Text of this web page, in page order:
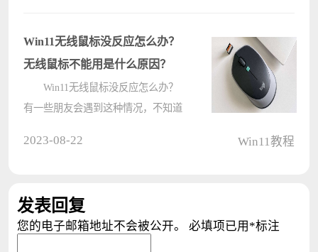
用，针对这个问题，今天的win11教
程就来????
Win11无线鼠标没反应怎么办？
无线鼠标不能用是什么原因？
Win11无线鼠标没反应怎么办？
有一些朋友会遇到这种情况，不知道
方????
2023-08-22 Win11教程
发表回复
您的电子邮箱地址不会被公开。 必填项已用 *标注